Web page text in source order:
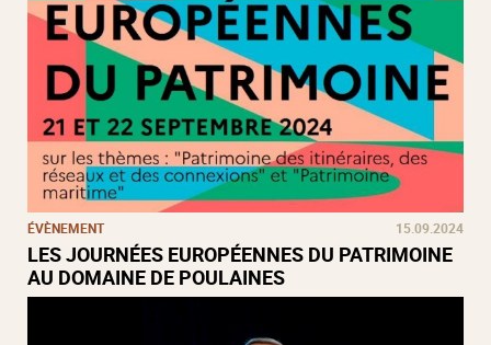
ÉVÈNEMENT 15.09.2024
LES JOURNÉES EUROPÉENNES DU PATRIMOINE
AU DOMAINE DE POULAINES